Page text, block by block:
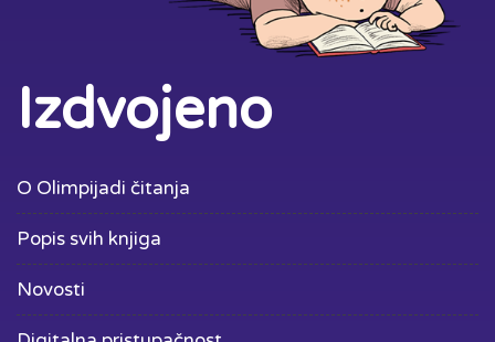
Izdvojeno
O Olimpijadi čitanja
Popis svih knjiga
Novosti